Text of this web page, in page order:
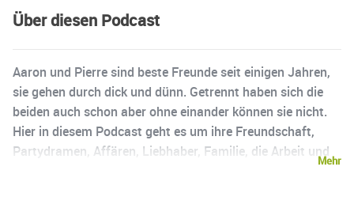
Über diesen Podcast
Aaron und Pierre sind beste Freunde seit einigen Jahren,
sie gehen durch dick und dünn. Getrennt haben sich die
beiden auch schon aber ohne einander können sie nicht.
Hier in diesem Podcast geht es um ihre Freundschaft,
Partydramen, Affären, Liebhaber, Familie, die Arbeit und
Mehr